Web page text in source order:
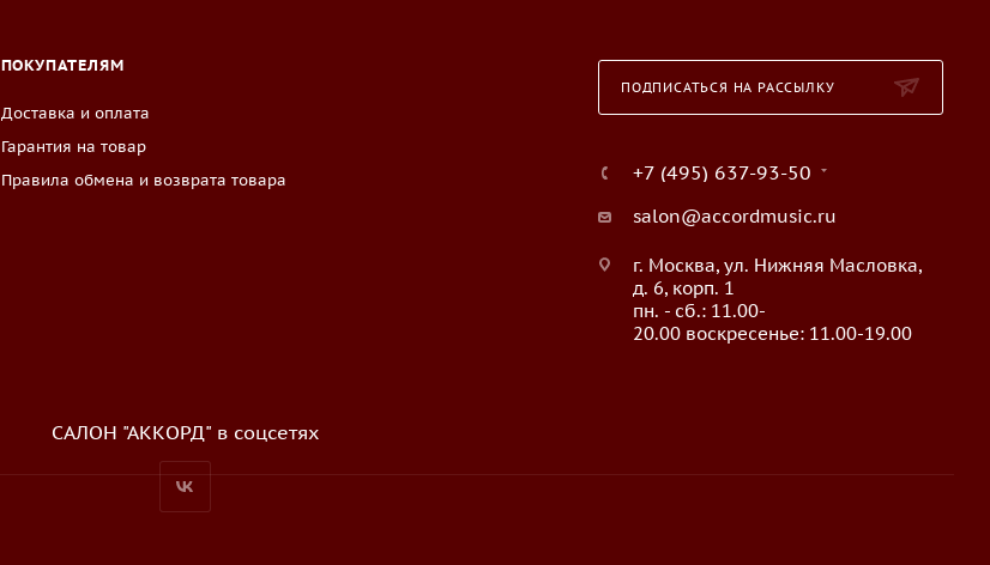
ПОКУПАТЕЛЯМ
Доставка и оплата
Гарантия на товар
Правила обмена и возврата товара
ПОДПИСАТЬСЯ НА РАССЫЛКУ
+7 (495) 637-93-50
salon@accordmusic.ru
г. Москва, ул. Нижняя Масловка,
д. 6, корп. 1
пн. - сб.: 11.00-
20.00 воскресенье: 11.00-19.00
САЛОН "АККОРД" в соцсетях